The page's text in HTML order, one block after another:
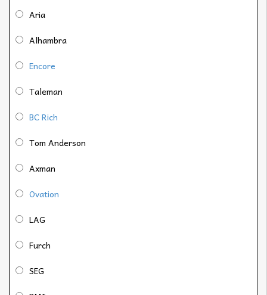
Aria
Alhambra
Encore
Taleman
BC Rich
Tom Anderson
Axman
Ovation
LAG
Furch
SEG